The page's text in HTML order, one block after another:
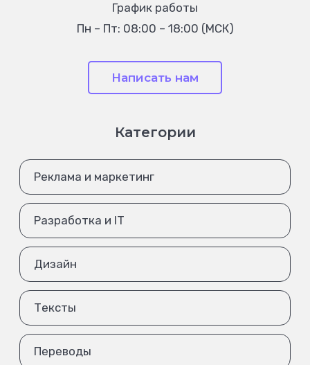
График работы
Пн – Пт: 08:00 – 18:00 (МСК)
Написать нам
Категории
Реклама и маркетинг
Разработка и IT
Дизайн
Тексты
Переводы